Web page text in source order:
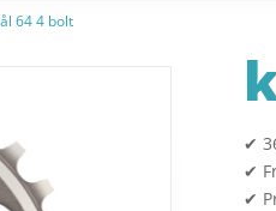
64 4 bolt
✔
✔
✔